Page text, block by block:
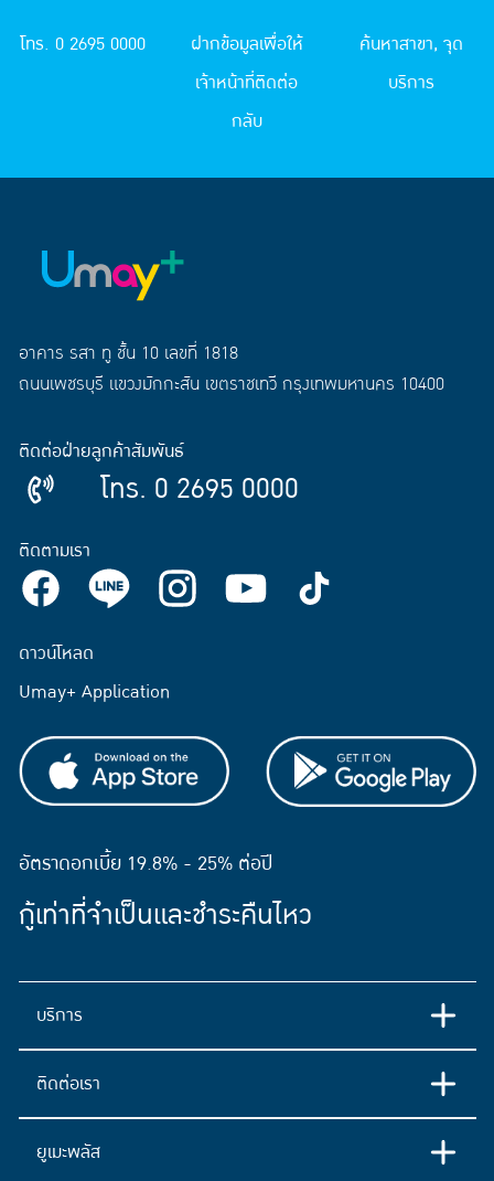
โทร. 0 2695 0000
ฝากข้อมูลเพื่อให้
เจ้าหน้าที่ติดต่อ
กลับ
ค้นหาสาขา, จุด
บริการ
อาคาร รสา ทู ชั้น 10 เลขที่ 1818
ถนนเพชรบุรี แขวงมักกะสัน เขตราชเทวี กรุงเทพมหานคร 10400
ติดต่อฝ่ายลูกค้าสัมพันธ์
โทร. 0 2695 0000
ติดตามเรา
ดาวน์โหลด
Umay+ Application
อัตราดอกเบี้ย 19.8% - 25% ต่อปี
กู้เท่าที่จำเป็นและชำระคืนไหว
บริการ
ติดต่อเรา
ยูเมะพลัส